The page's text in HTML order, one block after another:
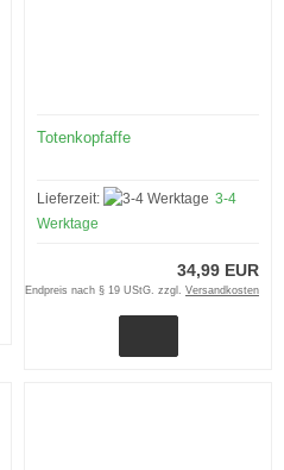
Totenkopfaffe
Lieferzeit:
3-4
Werktage
34,99 EUR
Endpreis nach § 19 UStG. zzgl. Versandkosten